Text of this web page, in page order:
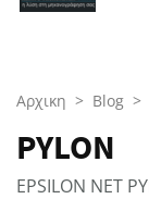
Αρχικη > Blog >
PYLON
EPSILON NET